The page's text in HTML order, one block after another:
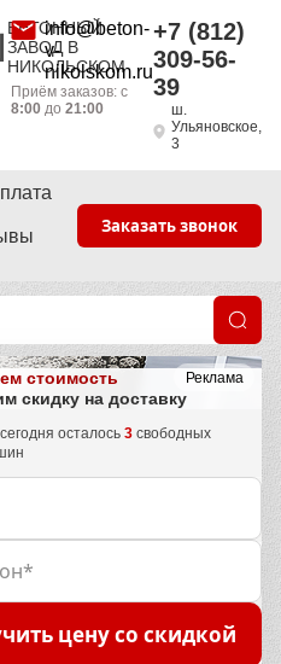
БЕТОННЫЙ
ЗАВОД В
НИКОЛЬСКОМ
info@beton-
v-
nikolskom.ru
Приём заказов: с
8:00 до 21:00
+7 (812)
309-56-
39
ш.
Ульяновское,
3
Заказать звонок
Реклама
стоимость
скидку на доставку
осталось3 свободных
цену со скидкой